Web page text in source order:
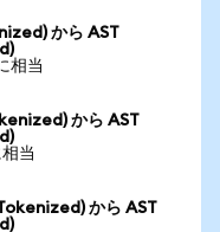
から AST
相当
から AST
当
から AST